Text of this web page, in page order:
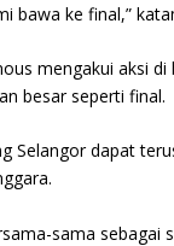
bawa ke final,”
mengakui aksi
besar seperti final.
Selangor dapat
sama